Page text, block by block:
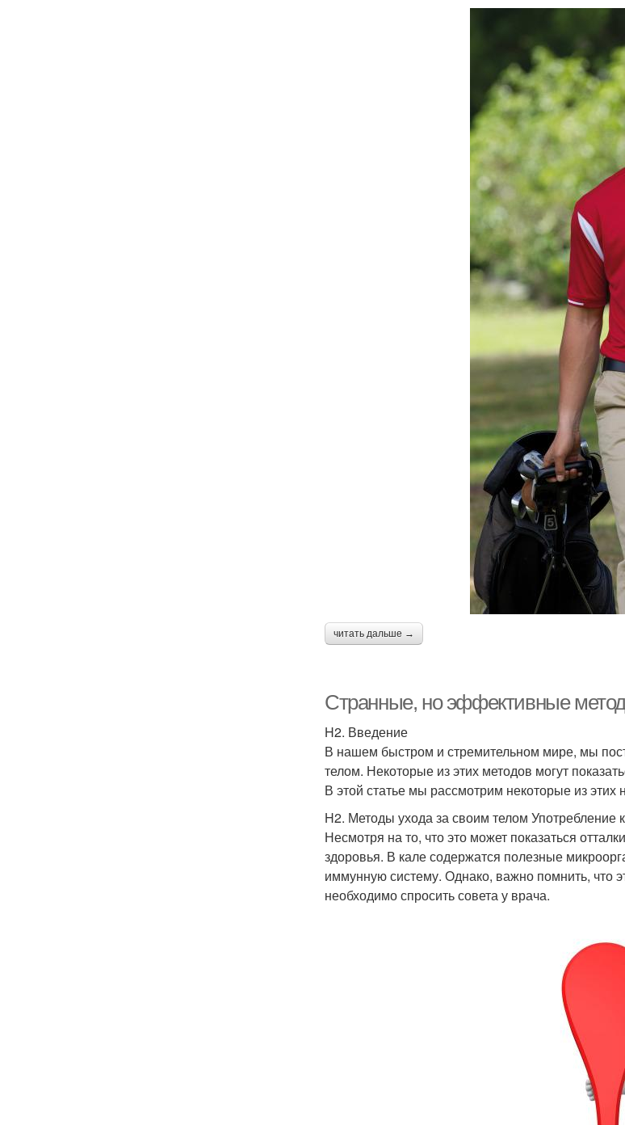
читать дальше →
Странные, но эффективные
H2. Введение
В нашем быстром и стремительном мире, мы
телом. Некоторые из этих методов могут
В этой статье мы рассмотрим некоторые из
H2. Методы ухода за своим телом Употребление
Несмотря на то, что это может показаться
здоровья. В кале содержатся полезные
иммунную систему. Однако, важно помнить, что
необходимо спросить совета у врача.